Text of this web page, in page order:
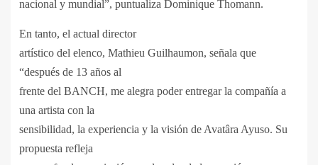
nacional y mundial”, puntualiza Dominique Thomann.
En tanto, el actual director
artístico del elenco, Mathieu Guilhaumon, señala que
“después de 13 años al
frente del BANCH, me alegra poder entregar la compañía a
una artista con la
sensibilidad, la experiencia y la visión de Avatâra Ayuso. Su
propuesta refleja